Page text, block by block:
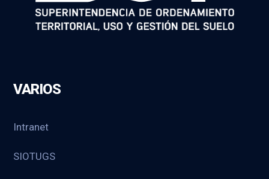
VARIOS
Intranet
SIOTUGS